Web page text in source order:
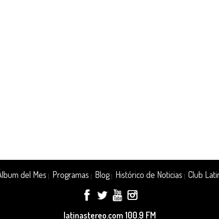
del Mes Programas Blog| Histórico de Noticias Club
latinastereo.com 100.9 FM